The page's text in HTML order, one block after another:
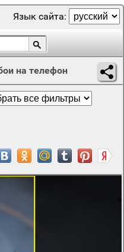
Язык сайта:
на телефон